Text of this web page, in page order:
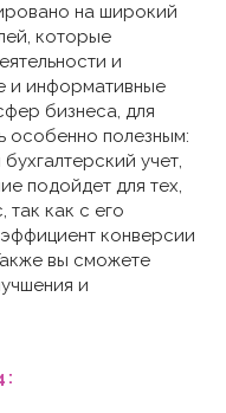
на широкий
которые
и
и информативные
бизнеса, для
особенно полезным:
учет,
подойдет для тех,
так как с его
конверсии
вы сможете
и